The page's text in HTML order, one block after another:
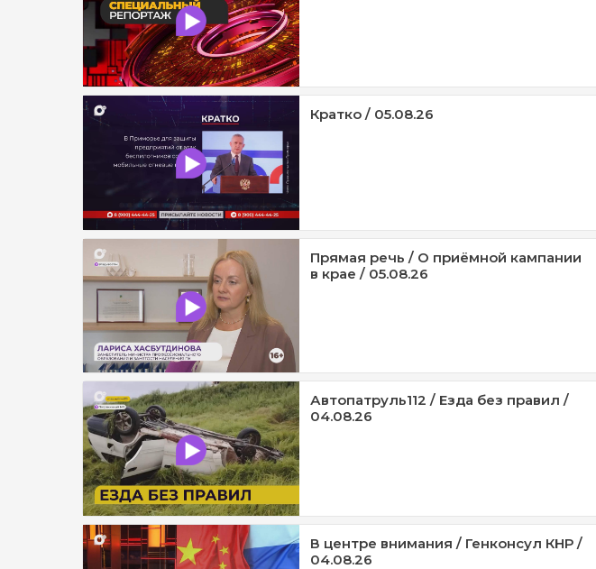
Кратко / 05.08.26
Прямая речь / О приёмной кампании
в крае / 05.08.26
Автопатруль112 / Езда без правил /
04.08.26
В центре внимания / Генконсул КНР /
04.08.26